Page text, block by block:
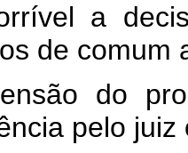
a
de comum
do
pelo juiz